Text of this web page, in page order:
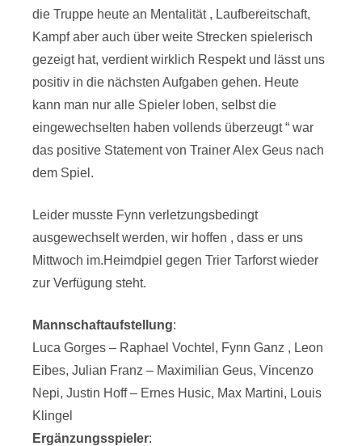
die Truppe heute an Mentalität , Laufbereitschaft,
Kampf aber auch über weite Strecken spielerisch
gezeigt hat, verdient wirklich Respekt und lässt uns
positiv in die nächsten Aufgaben gehen. Heute
kann man nur alle Spieler loben, selbst die
eingewechselten haben vollends überzeugt “ war
das positive Statement von Trainer Alex Geus nach
dem Spiel.
Leider musste Fynn verletzungsbedingt
ausgewechselt werden, wir hoffen , dass er uns
Mittwoch im.Heimdpiel gegen Trier Tarforst wieder
zur Verfügung steht.
Mannschaftaufstellung:
Luca Gorges – Raphael Vochtel, Fynn Ganz , Leon
Eibes, Julian Franz – Maximilian Geus, Vincenzo
Nepi, Justin Hoff – Ernes Husic, Max Martini, Louis
Klingel
Ergänzungsspieler: